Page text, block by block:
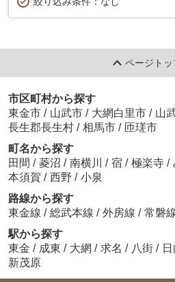
ページト
市区町村から探す
東金市 / 山武市 / 大網白里市 / 山
長生郡長生村 / 相馬市 / 匝瑳市
町名から探す
田間 / 菱沼 / 南横川 / 宿 / 極楽寺 /
本須賀 / 西野 / 小泉
路線から探す
東金線 / 総武本線 / 外房線 / 常磐
駅から探す
東金 / 成東 / 大網 / 求名 / 八街 /
新茂原